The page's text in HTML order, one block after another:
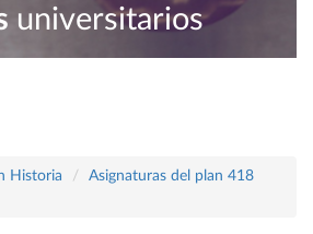
universitarios
Historia
Asignaturas del plan 418